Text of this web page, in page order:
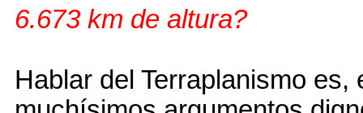
6.673 km de altura?
Hablar del Terraplanismo es,